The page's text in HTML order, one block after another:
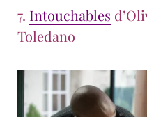
7. Intouchables
Toledano